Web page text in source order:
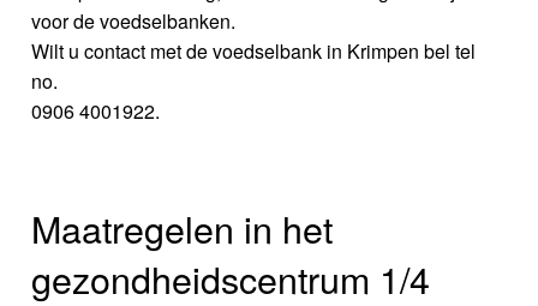
voor de voedselbanken.
Wilt u contact met de voedselbank in Krimpen bel tel
no.
0906 4001922.
Maatregelen in het
gezondheidscentrum 1/4